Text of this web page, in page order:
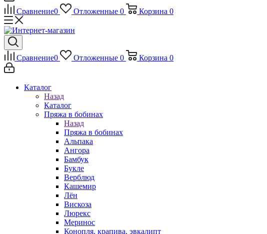
Сравнение0 Отложенные 0 Корзина 0
Сравнение0 Отложенные 0 Корзина 0
Каталог
Назад
Каталог
Пряжа в бобинах
Назад
Пряжа в бобинах
Альпака
Ангора
Бамбук
Букле
Верблюд
Кашемир
Лён
Вискоза
Люрекс
Меринос
Конопля, крапива, эвкалипт